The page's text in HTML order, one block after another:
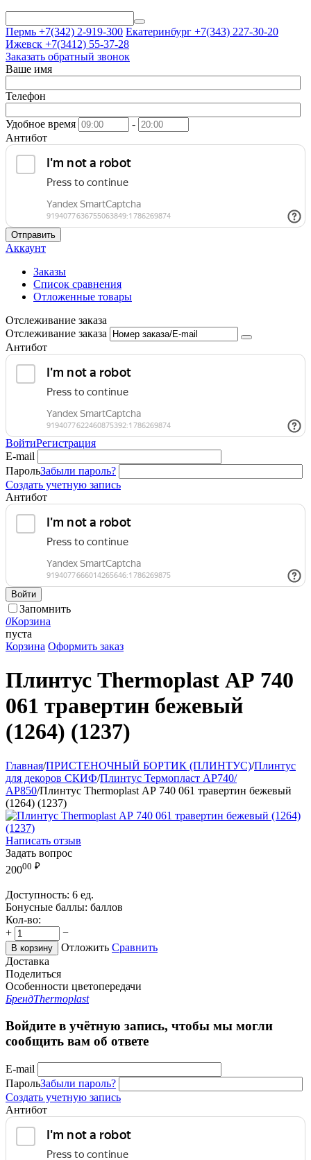
Пермь +7(342) 2-919-300 Екатеринбург +7(343) 227-30-20
Ижевск +7(3412) 55-37-28
Заказать обратный звонок
Ваше имя
Телефон
Удобное время
-
Антибот
Отправить
Аккаунт
Заказы
Список сравнения
Отложенные товары
Отслеживание заказа
Отслеживание заказа
Антибот
ВойтиРегистрация
E-mail
ПарольЗабыли пароль?
Создать учетную запись
Антибот
Войти
Запомнить
0Корзина
пуста
Корзина Оформить заказ
Плинтус Thermoplast АР 740
061 травертин бежевый
(1264) (1237)
Главная/ПРИСТЕНОЧНЫЙ БОРТИК (ПЛИНТУС)/Плинтус
для декоров СКИФ/Плинтус Термопласт АР740/
АР850/Плинтус Thermoplast АР 740 061 травертин бежевый
(1264) (1237)
Написать отзыв
Задать вопрос
20000 ₽
Доступность: 6 ед.
Бонусные баллы: баллов
Кол-во:
+
−
В корзину Отложить Сравнить
Доставка
Поделиться
Особенности цветопередачи
БрендThermoplast
Войдите в учётную запись, чтобы мы могли
сообщить вам об ответе
E-mail
ПарольЗабыли пароль?
Создать учетную запись
Антибот